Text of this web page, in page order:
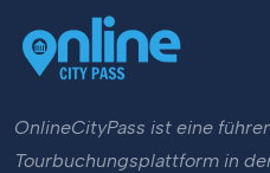
OnlineCityPass ist eine
Tourbuchungsplattform in